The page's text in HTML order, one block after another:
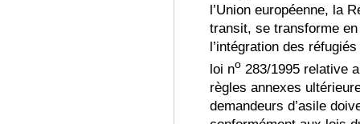
l’Union européenne, la
transit, se transforme
l’intégration des réfugiés
loi no 283/1995 relative
règles annexes
demandeurs d’asile